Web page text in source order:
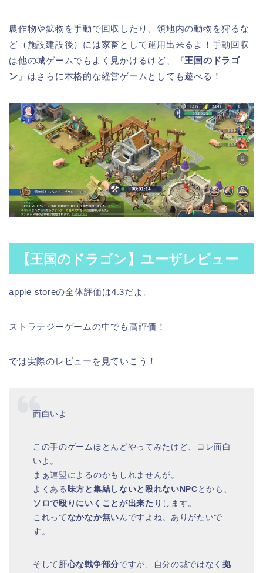
農作物や鉱物を手動で回収したり、領地内の動物を狩るな
ど（施設建設後）には家畜として運用出来るよ！手動回収
は他の城ゲームでもよく見かけるけど、『王国のドラゴ
ン 』はさらに本格的な経営ゲームとしても遊べる！
【王国のドラゴン】ユーザレビュー
apple storeの全体評価は4.3だよ。
ストラテジーゲームの中でも高評価！
では実際のレビューを見ていこう！
面白いよ
この手のゲームほとんどやってみたけど、コレ面白
いよ。
まぁ連盟によるのかもしれませんが。
よくある 味方と集結しないと殴れないNPC とかも、
ソロで殴りにいくことが出来たり します。
これって なかなか無い んですよね。ありがたいで
す。
そして 肝心な戦争部分ですが、自分の城ではなく拠